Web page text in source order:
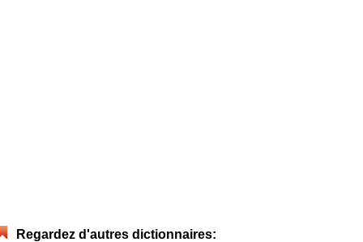
Regardez d'autres dictionnaires: